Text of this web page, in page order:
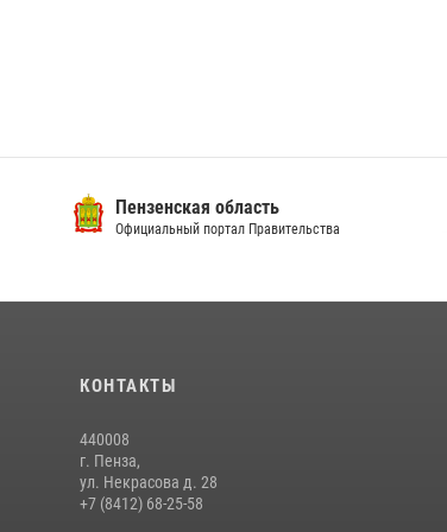
Пензенская область
Официальный портал Правительства
КОНТАКТЫ
440008
г. Пенза,
ул. Некрасова д. 28
+7 (8412) 68-25-58